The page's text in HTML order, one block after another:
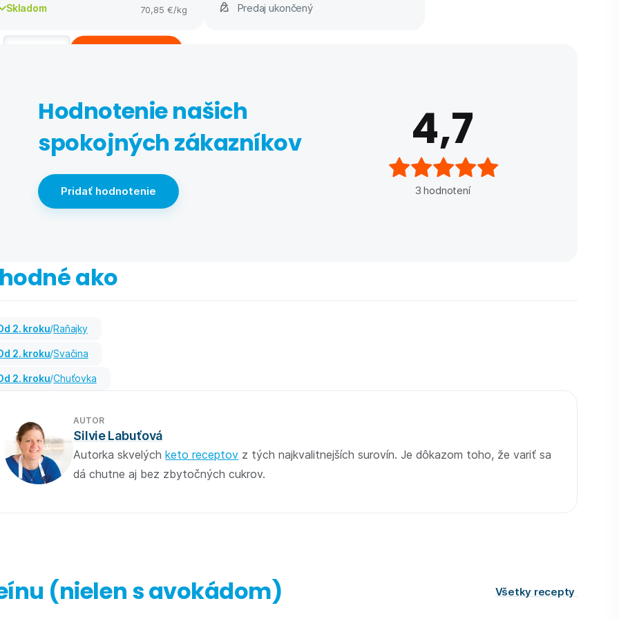
Skladom 70,85 €/kg Predaj ukončený
Hodnotenie našich
spokojných zákazníkov
Pridať hodnotenie
4,7
3 hodnotení
ako
od 2. kroku/ Raňajky
od 2. kroku/ Svačina
od 2. kroku/ Chuťovka
AUTOR
Silvie Labuťová
Autorka skvelýchketo receptov z tých najkvalitnejších surovín. Je dôkazom toho, že variť sa
dá chutne aj bez zbytočných cukrov.
(nielen s avokádom) Všetky recepty